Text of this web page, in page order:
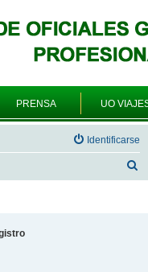
PRENSA UO
Identificarse